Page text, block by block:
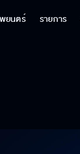
ยนตร์ รายการ